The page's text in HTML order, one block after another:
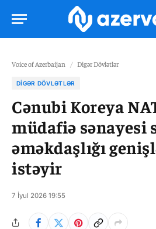
Voice of Azerbaijan / Digər Dövlətlər
DIGƏR DÖVLƏTLƏR
Cənubi Koreya
müdafiə sənayesi
əməkdaşlığı
istəyir
7 İyul 2026 19:55